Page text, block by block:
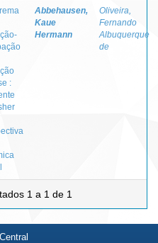
:
Abbehausen,
Kaue
Hermann
Oliveira,
Fernando
Albuquerque
de
1 a 1 de 1